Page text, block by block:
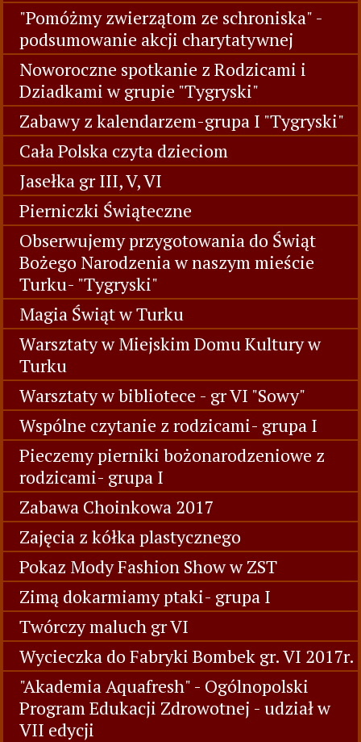
"Pomóżmy zwierzątom ze schroniska" -
podsumowanie akcji charytatywnej
Noworoczne spotkanie z Rodzicami i
Dziadkami w grupie "Tygryski"
Zabawy z kalendarzem-grupa I "Tygryski"
Cała Polska czyta dzieciom
Jasełka gr III, V, VI
Pierniczki Świąteczne
Obserwujemy przygotowania do Świąt
Bożego Narodzenia w naszym mieście
Turku- "Tygryski"
Magia Świąt w Turku
Warsztaty w Miejskim Domu Kultury w
Turku
Warsztaty w bibliotece - gr VI "Sowy"
Wspólne czytanie z rodzicami- grupa I
Pieczemy pierniki bożonarodzeniowe z
rodzicami- grupa I
Zabawa Choinkowa 2017
Zajęcia z kółka plastycznego
Pokaz Mody Fashion Show w ZST
Zimą dokarmiamy ptaki- grupa I
Twórczy maluch gr VI
Wycieczka do Fabryki Bombek gr. VI 2017r.
"Akademia Aquafresh" - Ogólnopolski
Program Edukacji Zdrowotnej - udział w
VII edycji